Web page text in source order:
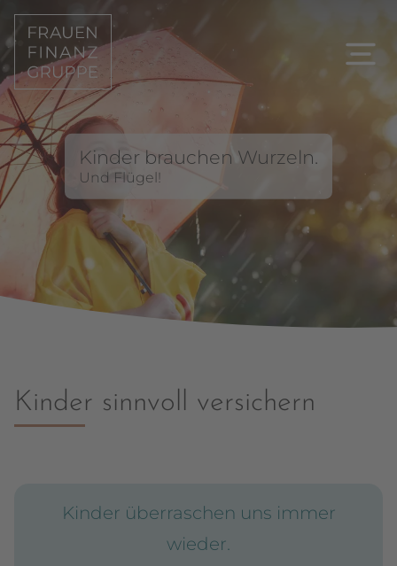
Kinder brauchen Wurzeln.
Und Flügel!
Kinder sinnvoll versichern
Kinder überraschen uns immer
wieder.